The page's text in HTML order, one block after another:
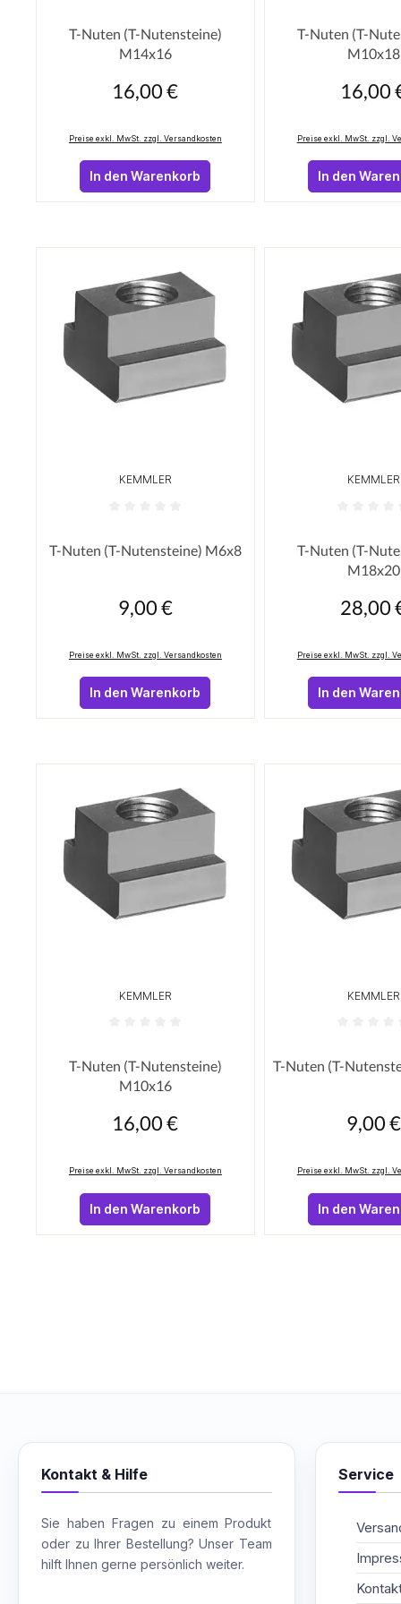
T-Nuten (T-Nutensteine)
M14x16
Regulärer Preis:
16,00 €
Preise exkl. MwSt. zzgl. Versandkosten
In den Warenkorb
T-Nuten (T-
M10x18
Regulärer
16,00
Preise exkl. MwSt. zzgl.
In den
KEMMLER
T-Nuten (T-Nutensteine) M6x8
Regulärer Preis:
9,00 €
Preise exkl. MwSt. zzgl. Versandkosten
In den Warenkorb
KEMMLER
T-Nuten (T-
M18x20
Regulärer
28,00
Preise exkl. MwSt. zzgl.
In den
KEMMLER
T-Nuten (T-Nutensteine)
M10x16
Regulärer Preis:
16,00 €
Preise exkl. MwSt. zzgl. Versandkosten
In den Warenkorb
KEMMLER
T-Nuten (T-
Regulärer
9,00 €
Preise exkl. MwSt. zzgl.
In den
Kontakt & Hilfe
Sie haben Fragen zu einem Produkt
oder zu Ihrer Bestellung? Unser Team
hilft Ihnen gerne persönlich weiter.
Service